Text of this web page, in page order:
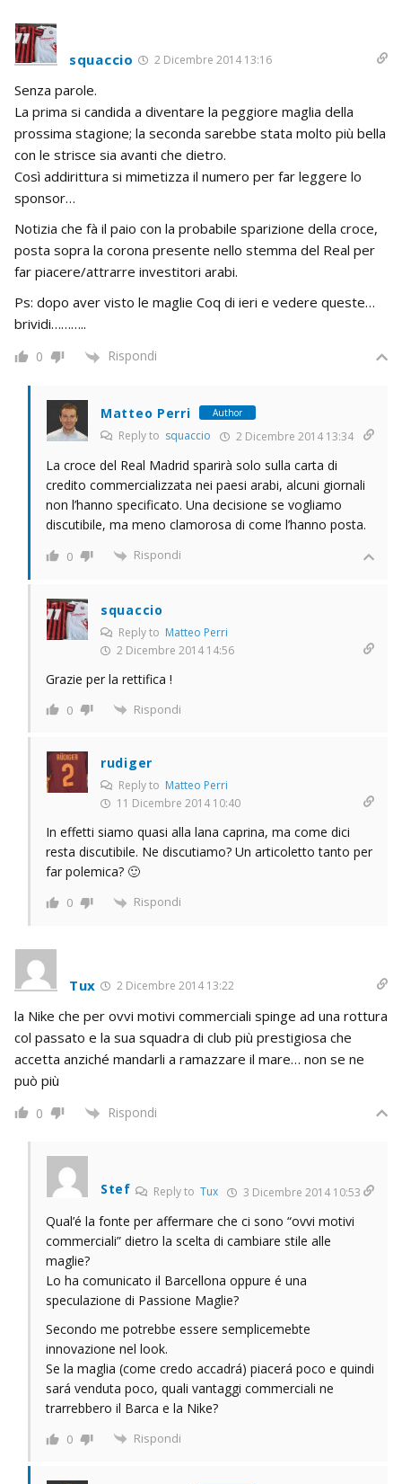
squaccio 2 Dicembre 2014 13:16
Senza parole.
La prima si candida a diventare la peggiore maglia della
prossima stagione; la seconda sarebbe stata molto più bella
con le strisce sia avanti che dietro.
Così addirittura si mimetizza il numero per far leggere lo
sponsor…
Notizia che fà il paio con la probabile sparizione della croce,
posta sopra la corona presente nello stemma del Real per
far piacere/attrarre investitori arabi.
Ps: dopo aver visto le maglie Coq di ieri e vedere queste…
brividi………..
0 Rispondi
Matteo Perri Author
Reply to squaccio 2 Dicembre 2014 13:34
La croce del Real Madrid sparirà solo sulla carta di
credito commercializzata nei paesi arabi, alcuni giornali
non l’hanno specificato. Una decisione se vogliamo
discutibile, ma meno clamorosa di come l’hanno posta.
0 Rispondi
squaccio
Reply to Matteo Perri
2 Dicembre 2014 14:56
Grazie per la rettifica !
0 Rispondi
rudiger
Reply to Matteo Perri
11 Dicembre 2014 10:40
In effetti siamo quasi alla lana caprina, ma come dici
resta discutibile. Ne discutiamo? Un articoletto tanto per
far polemica? 🙂
0 Rispondi
Tux 2 Dicembre 2014 13:22
la Nike che per ovvi motivi commerciali spinge ad una rottura
col passato e la sua squadra di club più prestigiosa che
accetta anziché mandarli a ramazzare il mare… non se ne
può più
0 Rispondi
Stef Reply to Tux 3 Dicembre 2014 10:53
Qual’é la fonte per affermare che ci sono “ovvi motivi
commerciali” dietro la scelta di cambiare stile alle
maglie?
Lo ha comunicato il Barcellona oppure é una
speculazione di Passione Maglie?
Secondo me potrebbe essere semplicemebte
innovazione nel look.
Se la maglia (come credo accadrá) piacerá poco e quindi
sará venduta poco, quali vantaggi commerciali ne
trarrebbero il Barca e la Nike?
0 Rispondi